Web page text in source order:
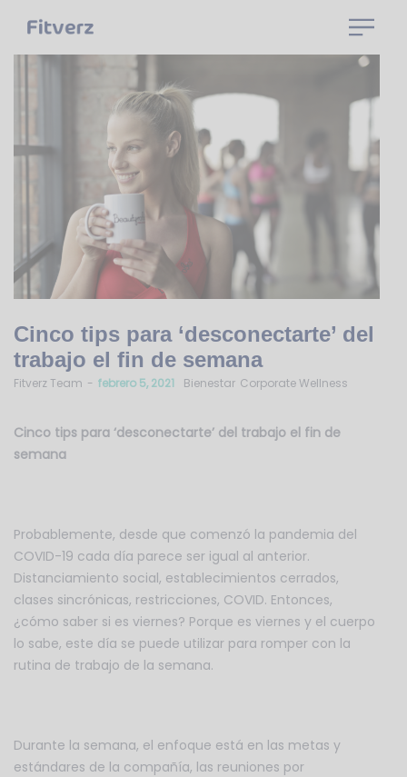
Cinco tips para ‘desconectarte’ del
trabajo el fin de semana
by
Fitverz Team febrero 5, 2021 Bienestar Corporate Wellness
Cinco tips para ‘desconectarte’ del trabajo el fin de
semana
Probablemente, desde que comenzó la pandemia del
COVID-19 cada día parece ser igual al anterior.
Distanciamiento social, establecimientos cerrados,
clases sincrónicas, restricciones, COVID. Entonces,
¿cómo saber si es viernes? Porque es viernes y el cuerpo
lo sabe, este día se puede utilizar para romper con la
rutina de trabajo de la semana.
Durante la semana, el enfoque está en las metas y
estándares de la compañía, las reuniones por